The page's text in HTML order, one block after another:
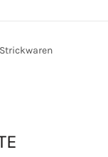
Strickwaren